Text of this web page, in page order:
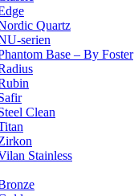
Quartz
serien
Base – By Foster
Clean
Stainless